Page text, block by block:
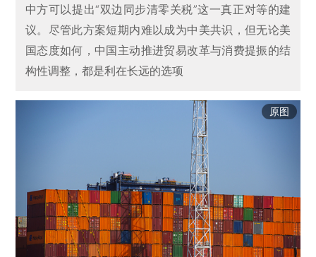
。在国际金融学、国际贸易学、宏观经济学与发展经济学等
领域有多项具有国际影响力与高引用率的学术贡献，曾获201
9年度当代经济学奖、2015年度与2020年度孙冶方经济学论
2020年度浦山世界经济优秀论文奖。
中方可以提出“双边同步清零关税”这一真正对等的建
议。尽管此方案短期内难以成为中美共识，但无论美
国态度如何，中国主动推进贸易改革与消费提振的结
构性调整，都是利在长远的选项
原图